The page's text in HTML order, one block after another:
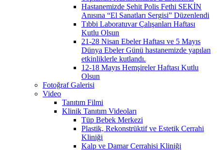
Hastanemizde Şehit Polis Fethi SEKİN
Anısına “El Sanatları Sergisi” Düzenlendi
Tıbbi Laboratuvar Çalışanları Haftası
Kutlu Olsun
21-28 Nisan Ebeler Haftası ve 5 Mayıs
Dünya Ebeler Günü hastanemizde yapılan
etkinliklerle kutlandı.
12-18 Mayıs Hemşireler Haftası Kutlu
Olsun
Fotoğraf Galerisi
Video
Tanıtım Filmi
Klinik Tanıtım Videoları
Tüp Bebek Merkezi
Plastik, Rekonstrüktif ve Estetik Cerrahi
Kliniği
Kalp ve Damar Cerrahisi Kliniği